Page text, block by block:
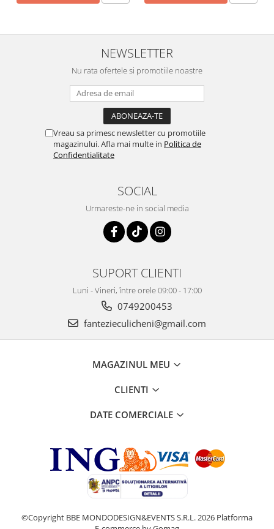
NEWSLETTER
Nu rata ofertele si promotiile noastre
Vreau sa primesc newsletter cu promotiile
magazinului. Afla mai multe in Politica de
Confidentialitate
SOCIAL
Urmareste-ne in social media
SUPORT CLIENTI
Luni - Vineri, între orele 09:00 - 17:00
0749200453
fantezieculicheni@gmail.com
MAGAZINUL MEU
CLIENTI
DATE COMERCIALE
©Copyright BBE MONDODESIGN&EVENTS S.R.L. 2026 Platforma